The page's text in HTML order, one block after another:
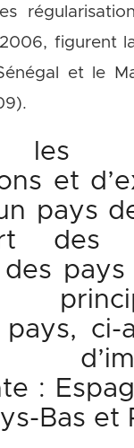
figurent
et le
les
et
pays
des
pays
ci-
:
Bas et